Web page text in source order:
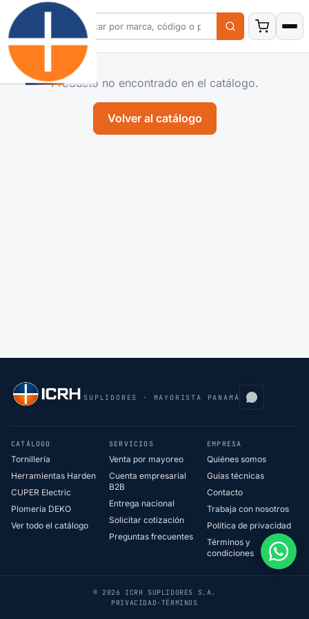
Producto no encontrado en el catálogo.
Volver al catálogo
SUPLIDORES · MAYORISTA PANAMÁ
CATÁLOGO
Tornillería
Herramientas Harden
CUPER Electric
Plomería DEKO
Ver todo el catálogo
SERVICIOS
Venta por mayoreo
Cuenta empresarial
B2B
Entrega nacional
Solicitar cotización
Preguntas frecuentes
EMPRESA
Quiénes somos
Guías técnicas
Contacto
Trabaja con nosotros
Política de privacidad
Términos y
condiciones
© 2026 ICRH SUPLIDORES S.A.
PRIVACIDAD · TÉRMINOS